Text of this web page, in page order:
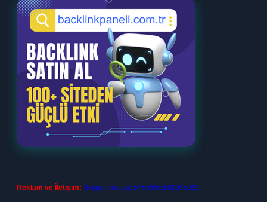
Reklam ve İletişim: Skype: live:.cid.575569c608265c69